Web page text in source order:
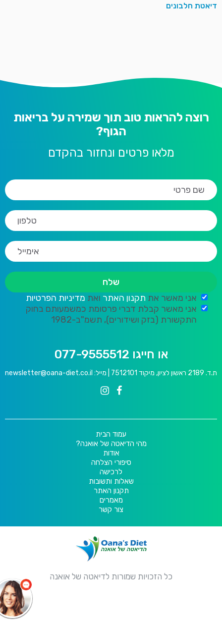
דיאטת חלבונים
רוצה להראות טוב תוך שמירה על בריאות
הגוף?
מלאו פרטים ונחזור בהקדם
אני מאשר אתתקנון האתרואתמדיניות הפרטיות
אני מאשר קבלת דברי פרסומת כמשמעותם בחוק
התקשורת (בזק ושידורים), תשמ"ב-1982
או חייגו 077-9555512
ת.ד. 2189 ראשון לציון, מיקוד 7512101 | מייל: newsletter@oana-diet.co.il
עמוד הבית
מהי הדיאטה של אואנה?
אודות
סיפורי הצלחה
לרכישה
שאלות ותשובות
תקנון האתר
מאמרים
צור קשר
כל הזכויות שמורות לדיאטה של אואנה